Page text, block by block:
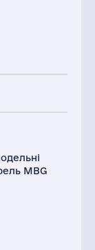
MBG